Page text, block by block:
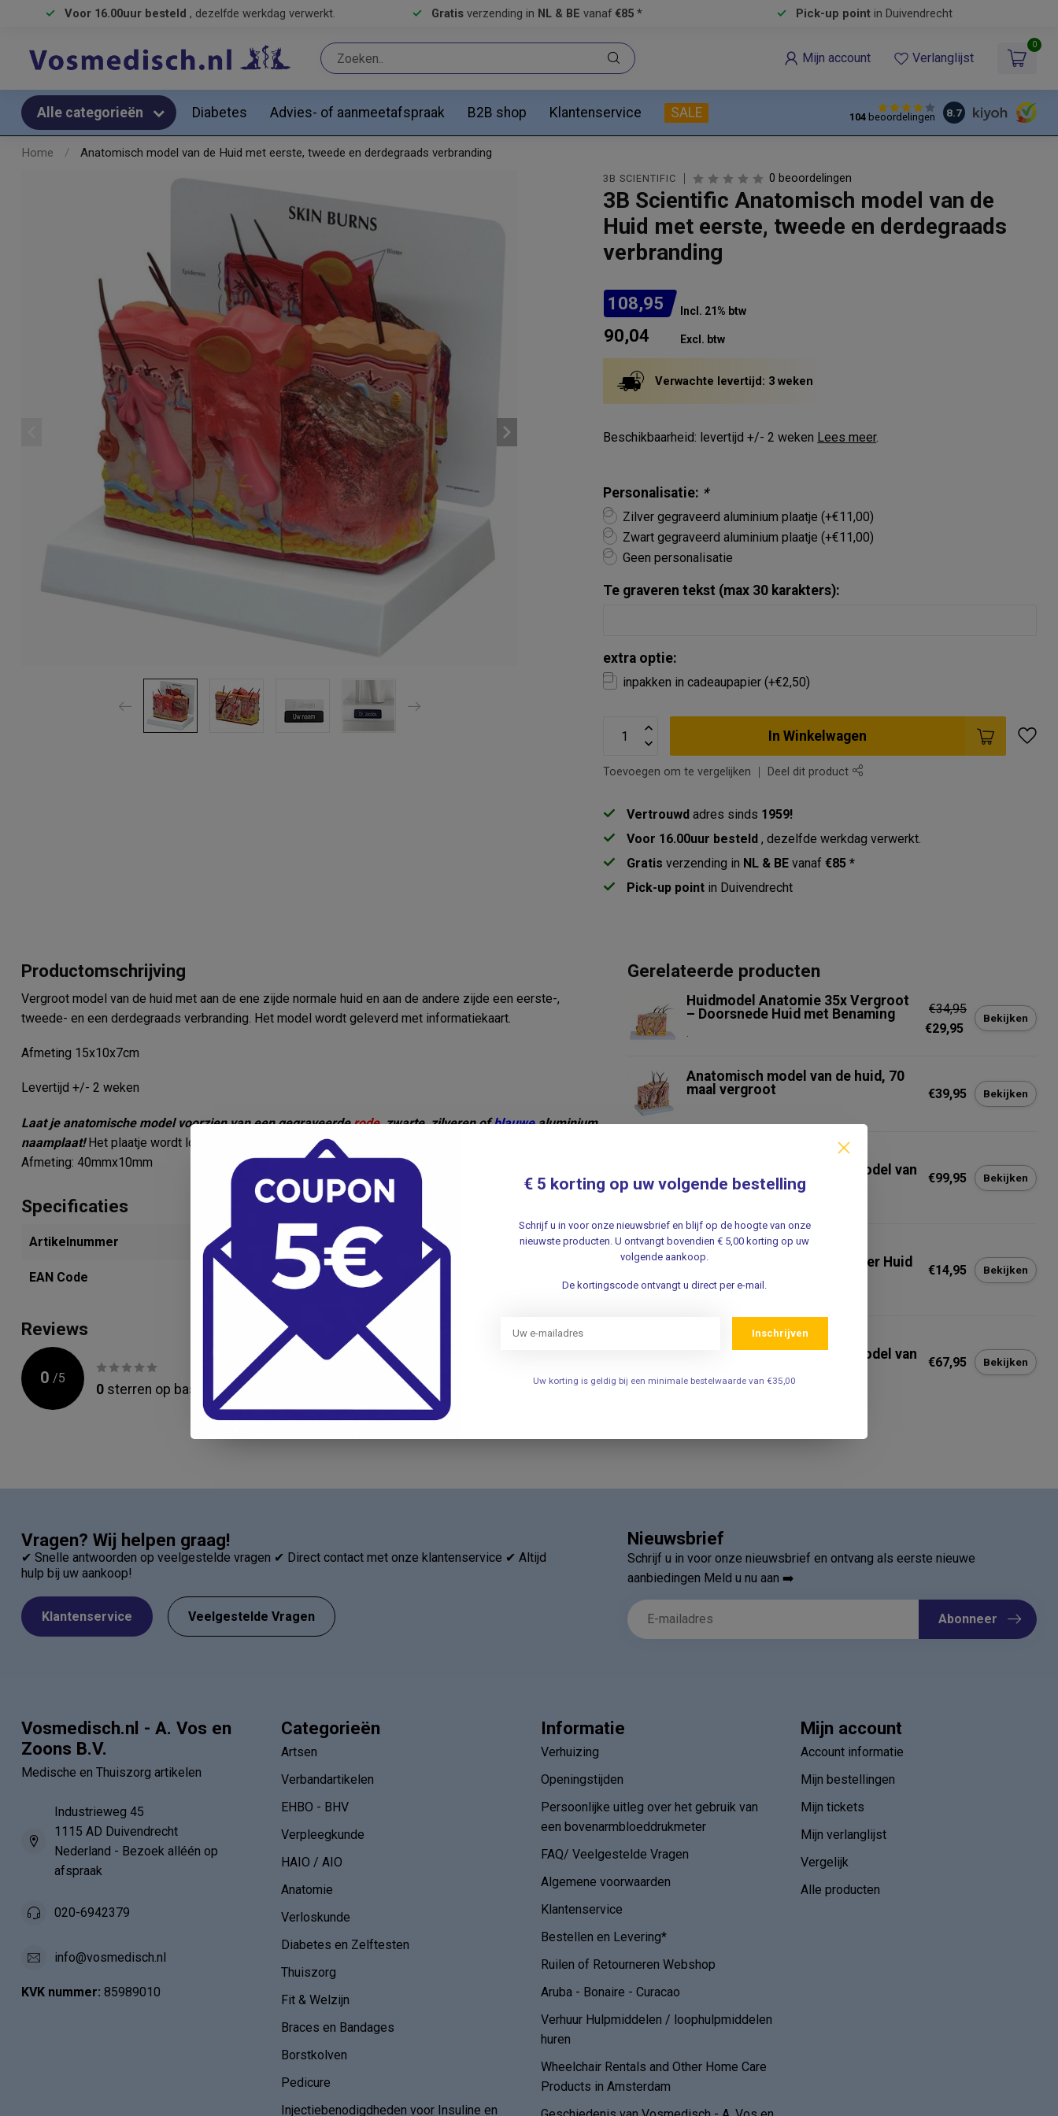
Voor 16.00uur besteld , dezelfde werkdag verwerkt. Gratis verzending in NL & BE vanaf €85 * Pick-up pointin Duivendrecht
Mijn account Verlanglijst
0
Alle categorieën Diabetes Advies- of aanmeetafspraak B2B shop Klantenservice SALE 104beoordelingen 8.7
Home / Anatomisch model van de Huid met eerste, tweede en derdegraads verbranding
3B SCIENTIFIC 0 beoordelingen
3B Scientific Anatomisch model van de
Huid met eerste, tweede en derdegraads
verbranding
108,95 Incl. 21% btw
90,04 Excl. btw
Verwachte levertijd: 3 weken
Beschikbaarheid: levertijd +/- 2 weken Lees meer.
Personalisatie: *
Zilver gegraveerd aluminium plaatje (+€11,00)
Zwart gegraveerd aluminium plaatje (+€11,00)
Geen personalisatie
Te graveren tekst (max 30 karakters):
extra optie:
inpakken in cadeaupapier (+€2,50)
In Winkelwagen
Toevoegen om te vergelijken Deel dit product
Vertrouwd adres sinds 1959!
Voor 16.00uur besteld, dezelfde werkdag verwerkt.
Gratis verzending in NL & BE vanaf€85 *
Pick-up point in Duivendrecht
Productomschrijving
Vergroot model van de huid met aan de ene zijde normale huid en aan de andere zijde een eerste-,
tweede- en een derdegraads verbranding. Het model wordt geleverd met informatiekaart.
Afmeting 15x10x7cm
Levertijd +/- 2 weken
Laat je anatomische model voorzien van een gegraveerderode, zwarte, zilveren ofblauwealuminium
naamplaat!Het plaatje wordt los meegezonden zodat deze op elke gewenste plek geplaatst kan worden.
Afmeting: 40mmx10mm
Specificaties
Artikelnummer 280233702
EAN Code 4053083047086
Reviews
0 /5
0 sterren op basis van0beoordelingen
Je beoordeling toevoegen
Gerelateerde producten
Huidmodel Anatomie 35x Vergroot
– Doorsnede Huid met Benaming
.
€34,95
€29,95
Bekijken
Anatomisch model van de huid, 70
maal vergroot
€39,95 Bekijken
3B Scientific Anatomisch model van
de huid met Acne
€99,95 Bekijken
3B SCIENTIFIC
3B Scientific Anatomie Poster Huid
€14,95 Bekijken
3B SCIENTIFIC
3B Scientific Anatomisch model van
.
€67,95 Bekijken
Vragen? Wij helpen graag!
✔ Snelle antwoorden op veelgestelde vragen ✔ Direct contact met onze klantenservice ✔ Altijd
hulp bij uw aankoop!
Klantenservice Veelgestelde Vragen
Nieuwsbrief
Schrijf u in voor onze nieuwsbrief en ontvang als eerste nieuwe
aanbiedingen Meld u nu aan ➡️
Abonneer
Vosmedisch.nl - A. Vos en
Zoons B.V.
Medische en Thuiszorg artikelen
Industrieweg 45
1115 AD Duivendrecht
Nederland - Bezoek alléén op
afspraak
020-6942379
info@vosmedisch.nl
KVK nummer: 85989010
Categorieën
Artsen
Verbandartikelen
EHBO - BHV
Verpleegkunde
HAIO / AIO
Anatomie
Verloskunde
Diabetes en Zelftesten
Thuiszorg
Fit & Welzijn
Braces en Bandages
Borstkolven
Pedicure
Injectiebenodigdheden voor Insuline en
Informatie
Verhuizing
Openingstijden
Persoonlijke uitleg over het gebruik van
een bovenarmbloeddrukmeter
FAQ/ Veelgestelde Vragen
Algemene voorwaarden
Klantenservice
Bestellen en Levering*
Ruilen of Retourneren Webshop
Aruba - Bonaire - Curacao
Verhuur Hulpmiddelen / loophulpmiddelen
huren
Wheelchair Rentals and Other Home Care
Products in Amsterdam
Mijn account
Account informatie
Mijn bestellingen
Mijn tickets
Mijn verlanglijst
Vergelijk
Alle producten
€ 5 korting op uw volgende bestelling
Schrijf u in voor onze nieuwsbrief en blijf op de hoogte van onze
nieuwste producten. U ontvangt bovendien € 5,00 korting op uw
volgende aankoop.
De kortingscode ontvangt u direct per e-mail.
Inschrijven
Uw korting is geldig bij een minimale bestelwaarde van €35,00